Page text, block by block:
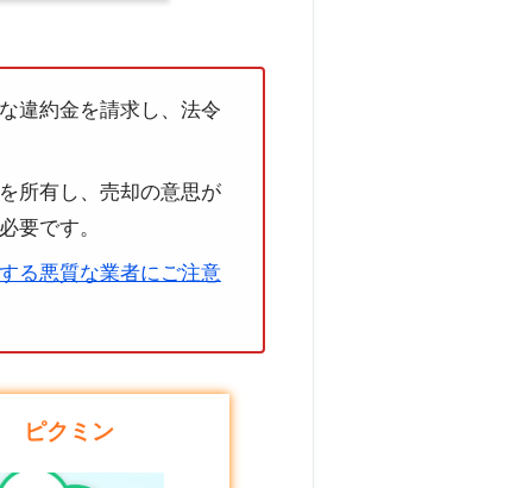
違約金を請求し、法令
所有し、売却の意思が
要です。
る悪質な業者にご注意
ピクミン